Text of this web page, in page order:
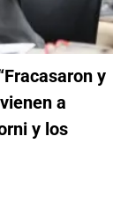
y
a
y los